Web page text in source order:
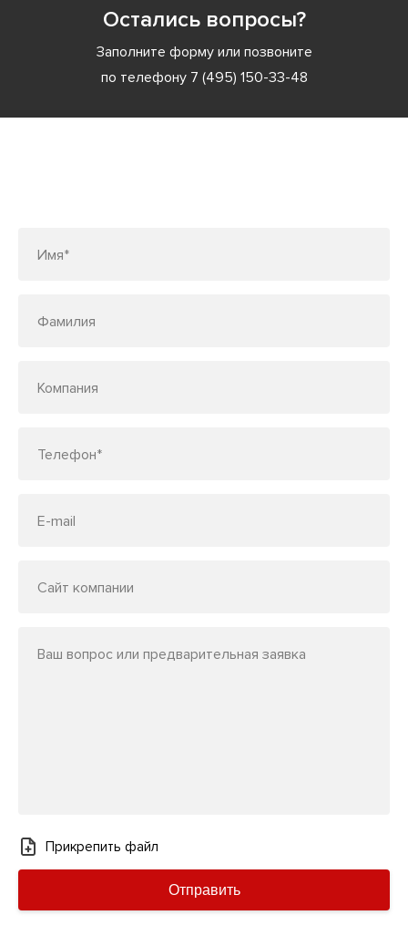
Остались вопросы?
Заполните форму или позвоните
по телефону 7 (495) 150-33-48
Имя*
Фамилия
Компания
Телефон*
E-mail
Сайт компании
Ваш вопрос или предварительная заявка
Прикрепить файл
Отправить